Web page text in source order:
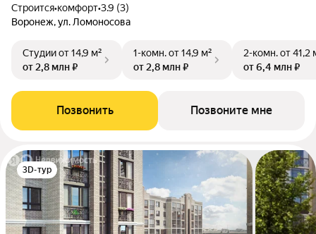
Строится•комфорт•3.9 (3)
Воронеж, ул. Ломоносова
Студииот 14,9 м²
от 2,8 млн ₽
1-комн.от 14,9 м²
от 2,8 млн ₽
2-комн.от 41,2
от 6,4 млн ₽
Позвонить Позвоните мне
3D-тур